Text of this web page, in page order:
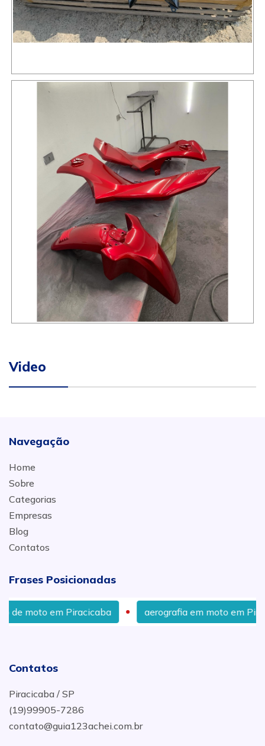
Video
Navegação
Home
Sobre
Categorias
Empresas
Blog
Contatos
Frases Posicionadas
Piracicaba aerografia em moto em Piracicaba
Contatos
Piracicaba / SP
(19)99905-7286
contato@guia123achei.com.br